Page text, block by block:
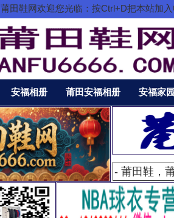
莆田鞋网欢迎您光临：按Ctrl+D把本站加
安福相册 莆田安福相册 安福家